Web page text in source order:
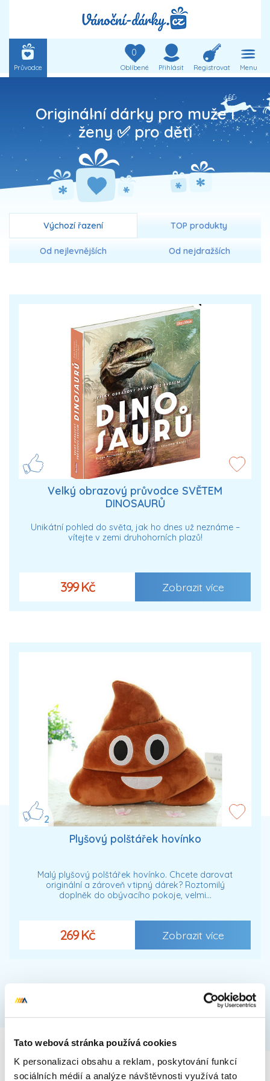
Tato webová stránka používá cookies
K personalizaci obsahu a reklam, poskytování funkcí
sociálních médií a analýze návštěvnosti využívá tato
Průvodce
0
Oblíbené Přihlásit Registrovat Menu
Originální dárky pro muže i
ženy ✅ pro děti
Výchozí řazení TOP produkty
Od nejlevnějších Od nejdražších
Velký obrazový průvodce SVĚTEM
DINOSAURŮ
Unikátní pohled do světa, jak ho dnes už neznáme –
vítejte v zemi druhohorních plazů!
399 Kč Zobrazit více
2
Plyšový polštářek hovínko
Malý plyšový polštářek hovínko. Chcete darovat
originální a zároveň vtipný dárek? Roztomilý
doplněk do obývacího pokoje, velmi…
269 Kč Zobrazit více